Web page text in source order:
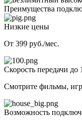
Преимущества
Низкие цены
От 399 руб./мес.
Скорость передачи
Смотрите фильмы,
Возможность